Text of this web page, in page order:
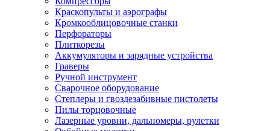
Краскопульты и аэрографы
Кромкооблицовочные станки
Перфораторы
Плиткорезы
Аккумуляторы и зарядные устройства
Граверы
Ручной инструмент
Сварочное оборудование
Степлеры и гвоздезабивные пистолеты
Пилы торцовочные
Лазерные уровни, дальномеры, рулетки